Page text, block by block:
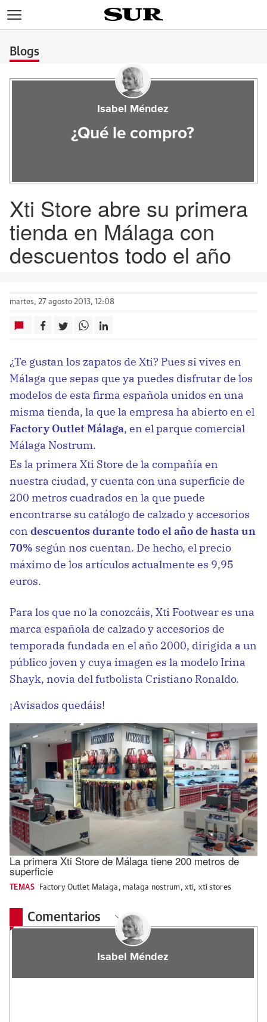
Blogs
Isabel Méndez
¿Qué le compro?
Xti Store abre su primera
tienda en Málaga con
descuentos todo el año
martes, 27 agosto 2013, 12:08
¿Te gustan los zapatos de Xti? Pues si vives en
Málaga que sepas que ya puedes disfrutar de los
modelos de esta firma española unidos en una
misma tienda, la que la empresa ha abierto en el
Factory Outlet Málaga, en el parque comercial
Málaga Nostrum.
Es la primera Xti Store de la compañía en
nuestra ciudad, y cuenta con una superficie de
200 metros cuadrados en la que puede
encontrarse su catálogo de calzado y accesorios
con descuentos durante todo el año de hasta un
70% según nos cuentan. De hecho, el precio
máximo de los artículos actualmente es 9,95
euros.
Para los que no la conozcáis, Xti Footwear es una
marca española de calzado y accesorios de
temporada fundada en el año 2000, dirigida a un
público joven y cuya imagen es la modelo Irina
Shayk, novia del futbolista Cristiano Ronaldo.
¡Avisados quedáis!
La primera Xti Store de Málaga tiene 200 metros de
superficie
TEMAS Factory Outlet Malaga , malaga nostrum , xti, xti stores
Comentarios
Isabel Méndez